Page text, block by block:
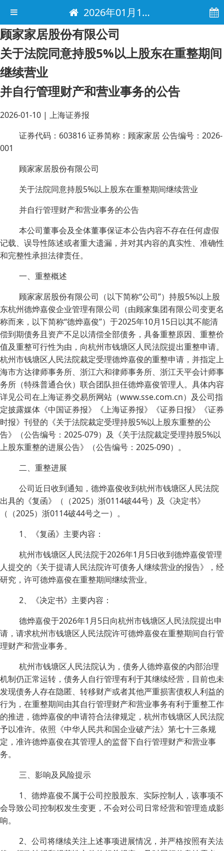
2026年01月10日 电子报
顾家家居股份有限公司
关于法院同意持股5%以上股东在重整期间
继续营业
并自行管理财产和营业事务的公告
2026-01-10 | 上海证券报
证券代码：603816 证券简称：顾家家居 公告编号：2026-
001
顾家家居股份有限公司
关于法院同意持股5%以上股东在重整期间继续营业
并自行管理财产和营业事务的公告
本公司董事会及全体董事保证本公告内容不存在任何虚假
记载、误导性陈述或者重大遗漏，并对其内容的真实性、准确性
和完整性承担法律责任。
一、重整概述
顾家家居股份有限公司（以下简称“公司”）持股5%以上股
东杭州德烨嘉俊企业管理有限公司（由顾家集团有限公司变更名
称而来，以下简称“德烨嘉俊”）于2025年10月15日以其不能清
偿到期债务且资产不足以清偿全部债务，具备重整原因、重整价
值及重整可行性为由，向杭州市钱塘区人民法院提出重整申请。
杭州市钱塘区人民法院裁定受理德烨嘉俊的重整申请，并指定上
海市方达律师事务所、浙江六和律师事务所、浙江天平会计师事
务所（特殊普通合伙）联合团队担任德烨嘉俊管理人。具体内容
详见公司在上海证券交易所网站（www.sse.com.cn）及公司指
定披露媒体《中国证券报》《上海证券报》《证券日报》《证券
时报》刊登的《关于法院裁定受理持股5%以上股东重整的公
告》（公告编号：2025-079）及《关于法院裁定受理持股5%以
上股东重整的进展公告》（公告编号：2025-090）。
二、重整进展
公司近日收到通知，德烨嘉俊收到杭州市钱塘区人民法院
出具的《复函》（（2025）浙0114破44号）及《决定书》
（（2025）浙0114破44号之一）。
1、《复函》主要内容：
杭州市钱塘区人民法院于2026年1月5日收到德烨嘉俊管理
人提交的《关于提请人民法院许可债务人继续营业的报告》，经
研究，许可德烨嘉俊在重整期间继续营业。
2、《决定书》主要内容：
德烨嘉俊于2026年1月5日向杭州市钱塘区人民法院提出申
请，请求杭州市钱塘区人民法院许可德烨嘉俊在重整期间自行管
理财产和营业事务。
杭州市钱塘区人民法院认为，债务人德烨嘉俊的内部治理
机制仍正常运转，债务人自行管理有利于其继续经营，目前也未
发现债务人存在隐匿、转移财产或者其他严重损害债权人利益的
行为，在重整期间由其自行管理财产和营业事务有利于重整工作
的推进，德烨嘉俊的申请符合法律规定，杭州市钱塘区人民法院
予以准许。依照《中华人民共和国企业破产法》第七十三条规
定，准许德烨嘉俊在其管理人的监督下自行管理财产和营业事
务。
三、影响及风险提示
1、德烨嘉俊不属于公司控股股东、实际控制人，该事项不
会导致公司控制权发生变更，不会对公司日常经营和管理造成影
响。
2、公司将继续关注上述事项进展情况，并严格按照有关法